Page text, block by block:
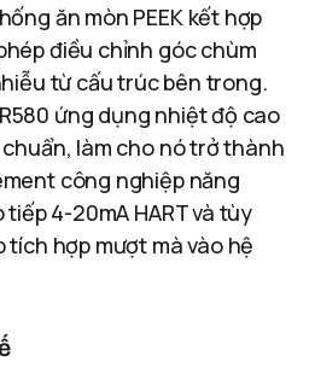
ăn mòn PEEK kết hợp
điều chỉnh góc chùm
từ cấu trúc bên trong.
ứng dụng nhiệt độ cao
làm cho nó trở thành
công nghiệp năng
4-20mA HART và tùy
hợp mượt mà vào hệ